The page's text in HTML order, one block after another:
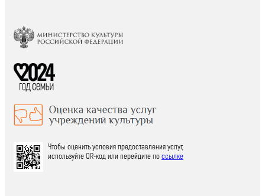
Чтобы оценить условия предоставления услуг,
используйте QR-код или перейдите поссылке